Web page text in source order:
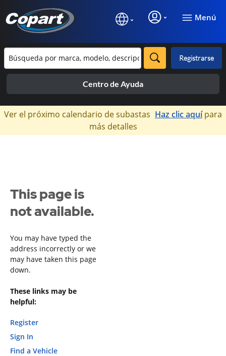
Menú
Registrarse
Centro de Ayuda
×
Ver el próximo calendario de subastas Haz clic aquípara
más detalles
This page is
not available.
You may have typed the
address incorrectly or we
may have taken this page
down.
These links may be
helpful:
Register
Sign In
Find a Vehicle